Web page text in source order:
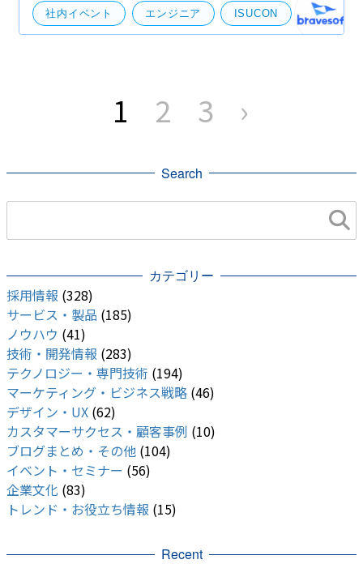
社内イベント エンジニア ISUCON
り
1 2 3 ›
Search
カテゴリー
採用情報 (328)
サービス・製品 (185)
ノウハウ (41)
技術・開発情報 (283)
テクノロジー・専門技術 (194)
マーケティング・ビジネス戦略 (46)
デザイン・UX (62)
カスタマーサクセス・顧客事例 (10)
ブログまとめ・その他 (104)
イベント・セミナー (56)
企業文化 (83)
トレンド・お役立ち情報 (15)
Recent